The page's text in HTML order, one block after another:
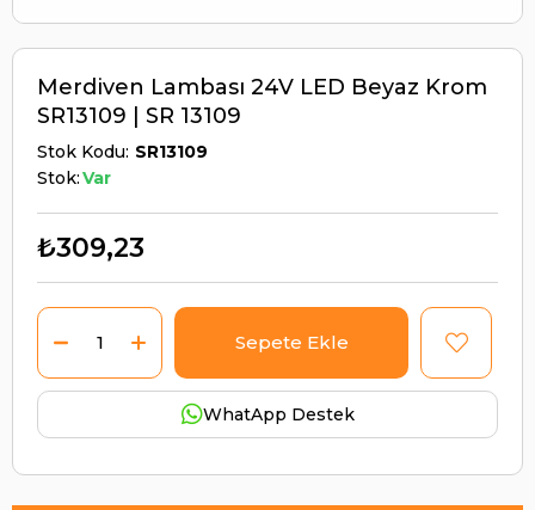
Merdiven Lambası 24V LED Beyaz Krom
SR13109 | SR 13109
Stok Kodu SR13109
Stok:Var
₺309,23
WhatApp Destek